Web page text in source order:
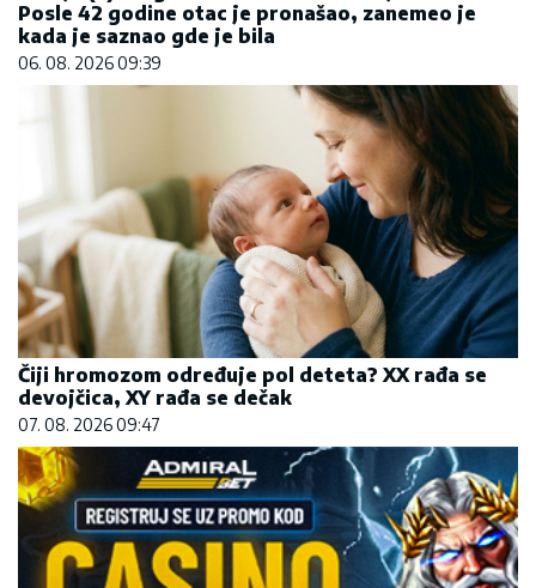
Posle 42 godine otac je pronašao, zanemeo je
kada je saznao gde je bila
06. 08. 2026 09:39
Čiji hromozom određuje pol deteta? XX rađa se
devojčica, XY rađa se dečak
07. 08. 2026 09:47